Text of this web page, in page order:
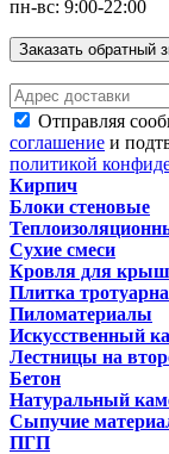
пн-вс: 9:00-22:00
Заказать обратный
Отправляя
соглашение и
политикой
Кирпич
Блоки стеновые
Сухие смеси
Кровля для
Плитка
Пиломатериалы
Искусственный
Лестницы на
Бетон
Натуральный
Сыпучие
ПГП